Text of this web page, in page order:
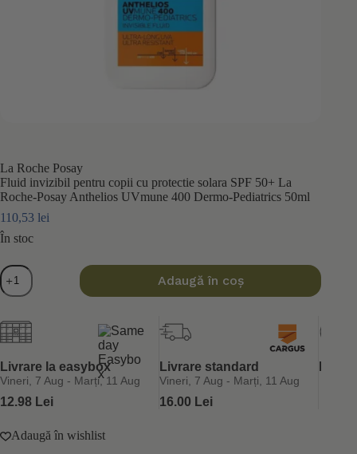
La Roche Posay
Fluid invizibil pentru copii cu protectie solara SPF 50+ La
Roche-Posay Anthelios UVmune 400 Dermo‑Pediatrics 50ml
110,53 lei
În stoc
Cantitate
Fluid
invizibil
copii
cu
solara
SPF
La
Posay
Anthelios
Adaugă în coș
Livrare la easybox
Vineri, 7 Aug - Marți, 11 Aug
12.98 Lei
Livrare standard
Vineri, 7 Aug - Marți, 11 Aug
16.00 Lei
Adaugă în wishlist